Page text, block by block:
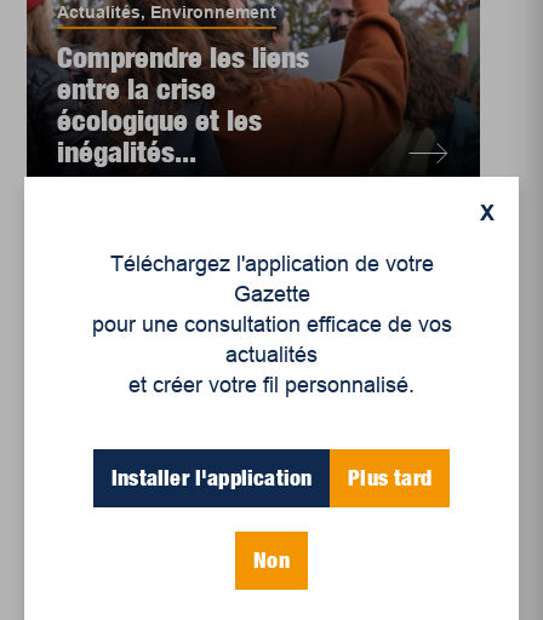
Actualités,Environnement
Comprendre les liens
entre la crise
écologique et les
inégalités...
Jeunes reporters
X
Téléchargez l'application de votre
Gazette
pour une consultation efficace de vos
actualités
et créer votre fil personnalisé.
Installer l'application Plus tard
Non